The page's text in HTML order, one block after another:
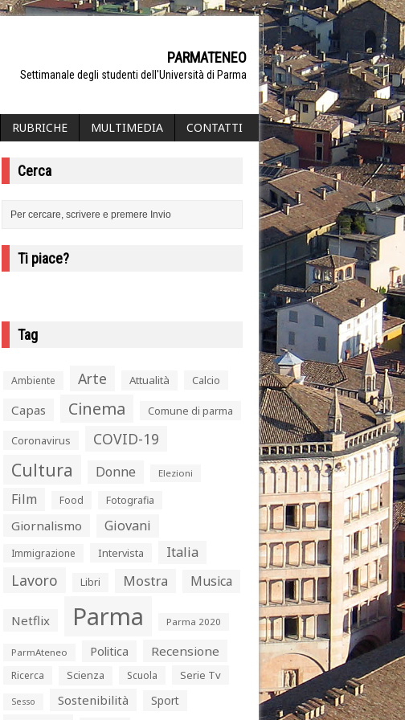
PARMATENEO
Settimanale degli studenti dell'Università di Parma
RUBRICHE MULTIMEDIA CONTATTI
Cerca
Ti piace?
Tag
Ambiente Arte Attualità Calcio
Capas Cinema Comune di parma
Coronavirus COVID-19
Cultura Donne Elezioni
Film Food Fotografia
Giornalismo Giovani
Immigrazione Intervista Italia
Lavoro Libri Mostra Musica
Netflix Parma Parma 2020
ParmAteneo Politica Recensione
Ricerca Scienza Scuola Serie Tv
Sesso Sostenibilità Sport